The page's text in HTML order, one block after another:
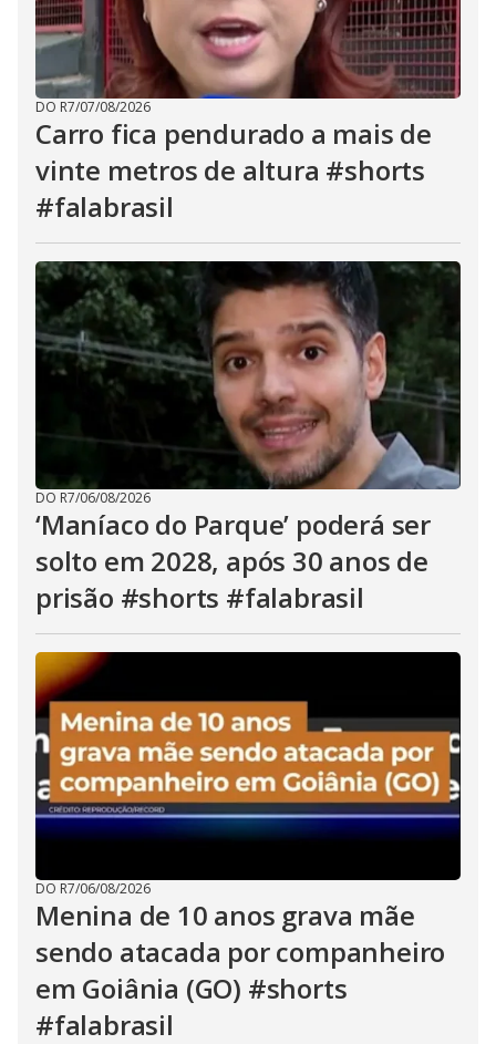
DO R7/07/08/2026
Carro fica pendurado a mais de
vinte metros de altura #shorts
#falabrasil
DO R7/06/08/2026
‘Maníaco do Parque’ poderá ser
solto em 2028, após 30 anos de
prisão #shorts #falabrasil
DO R7/06/08/2026
Menina de 10 anos grava mãe
sendo atacada por companheiro
em Goiânia (GO) #shorts
#falabrasil